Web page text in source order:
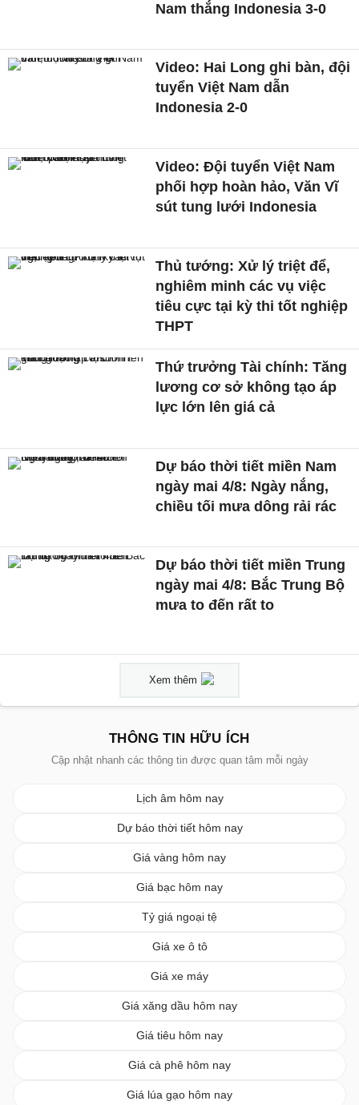
Nam thắng Indonesia 3-0
Video: Hai Long ghi bàn, đội
tuyển Việt Nam dẫn
Indonesia 2-0
Video: Đội tuyển Việt Nam
phối hợp hoàn hảo, Văn Vĩ
sút tung lưới Indonesia
Thủ tướng: Xử lý triệt để,
nghiêm minh các vụ việc
tiêu cực tại kỳ thi tốt nghiệp
THPT
Thứ trưởng Tài chính: Tăng
lương cơ sở không tạo áp
lực lớn lên giá cả
Dự báo thời tiết miền Nam
ngày mai 4/8: Ngày nắng,
chiều tối mưa dông rải rác
Dự báo thời tiết miền Trung
ngày mai 4/8: Bắc Trung Bộ
mưa to đến rất to
Xem thêm
THÔNG TIN HỮU ÍCH
Cập nhật nhanh các thông tin được quan tâm mỗi ngày
Lịch âm hôm nay
Dự báo thời tiết hôm nay
Giá vàng hôm nay
Giá bạc hôm nay
Tỷ giá ngoại tệ
Giá xe ô tô
Giá xe máy
Giá xăng dầu hôm nay
Giá tiêu hôm nay
Giá cà phê hôm nay
Giá lúa gạo hôm nay